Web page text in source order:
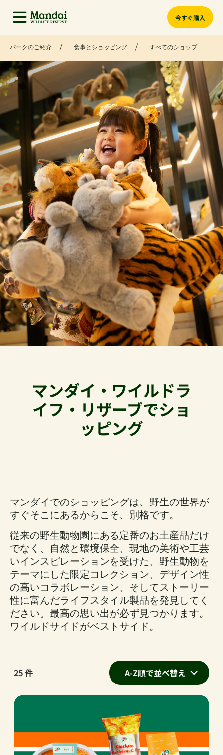
今すぐ購入
パークのご紹介 食事とショッピング すべてのショップ
マンダイ・ワイルドラ
イフ・リザーブでショ
ッピング
マンダイでのショッピングは、野生の世界が
すぐそこにあるからこそ、別格です。
従来の野生動物園にある定番のお土産品だけ
でなく、自然と環境保全、現地の美術や工芸
いインスピレーションを受けた、野生動物を
テーマにした限定コレクション、デザイン性
の高いコラボレーション、そしてストーリー
性に富んだライフスタイル製品を発見してく
ださい。最高の思い出が必ず見つかります。
ワイルドサイドがベストサイド。
25件 A-Z順で並べ替え